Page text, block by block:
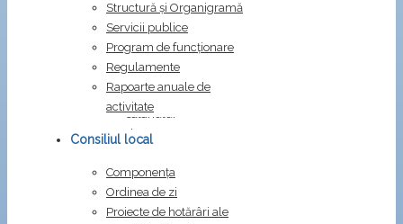
Dispozitia
208/2024
privind
stabilirea
salariului
de
pentru
Dragomir
Iarca
Structură și Organigramă
Servicii publice
Program de funcționare
Regulamente
Rapoarte anuale de
activitate
Consiliul local
Componența
Ordinea de zi
Proiecte de hotărâri ale